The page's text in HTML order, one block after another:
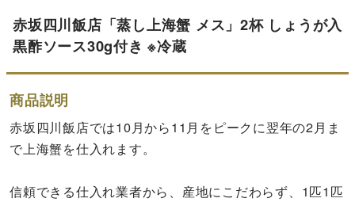
赤坂四川飯店「蒸し上海蟹 メス」2杯 しょうが入
黒酢ソース30g付き ※冷蔵
商品説明
赤坂四川飯店では10月から11月をピークに翌年の2月ま
で上海蟹を仕入れます。
信頼できる仕入れ業者から、産地にこだわらず、1匹1匹